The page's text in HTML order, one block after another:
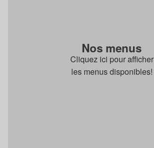
Nos menus
Cliquez ici pour afficher
les menus disponibles!